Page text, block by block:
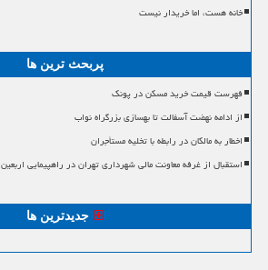
خانه هست، اما خریدار نیست
پربحث ترین ها
فهرست قیمت خرید مسکن در پونک
از ادامه نهضت آسفالت تا بهسازی بزرگراه نواب
اخطار به مالکان در رابطه با تخلیه مستأجران
استقبال از غرفه معاونت مالی شهرداری تهران در راهپیمایی اربعین
جدیدترین ها